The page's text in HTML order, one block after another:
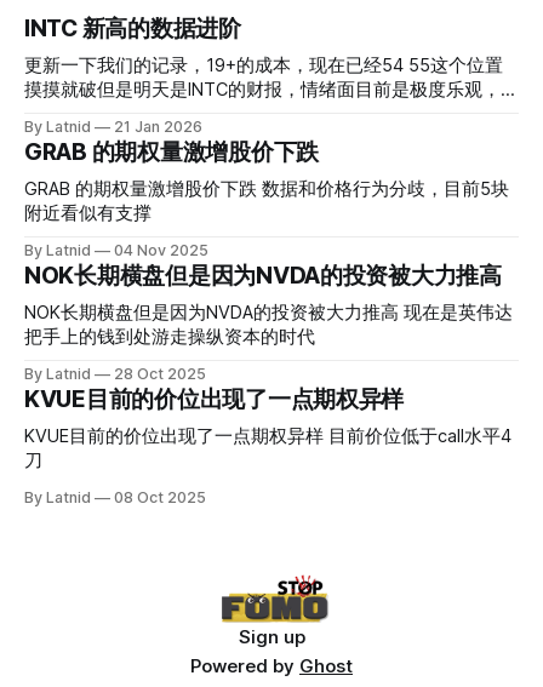
INTC 新高的数据进阶
更新一下我们的记录，19+的成本，现在已经54 55这个位置
摸摸就破但是明天是INTC的财报，情绪面目前是极度乐观，反
是突破前的支撑CC感觉可以做，放远些, 因为18A的经验还未
真正得到普遍大众的关注，当然财报可以继续出新消息顶一下
压力位置。 数据在70驻扎 整体呈现 47 – 60 短期位置
By Latnid 21 Jan 2026
GRAB 的期权量激增股价下跌
GRAB 的期权量激增股价下跌 数据和价格行为分歧，目前5块
附近看似有支撑
By Latnid 04 Nov 2025
NOK长期横盘但是因为NVDA的投资被大力推高
NOK长期横盘但是因为NVDA的投资被大力推高 现在是英伟达
把手上的钱到处游走操纵资本的时代
By Latnid 28 Oct 2025
KVUE目前的价位出现了一点期权异样
KVUE目前的价位出现了一点期权异样 目前价位低于call水平4
刀
By Latnid 08 Oct 2025
Sign up
Powered by Ghost